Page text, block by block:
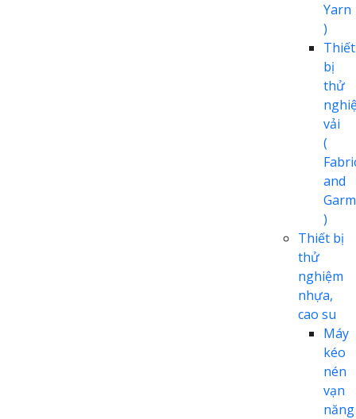
Yarn
)
Thiết
bị
thử
vải
(
and
)
Thiết bị
thử
nghiệm
nhựa,
cao su
Máy
kéo
nén
vạn
năng